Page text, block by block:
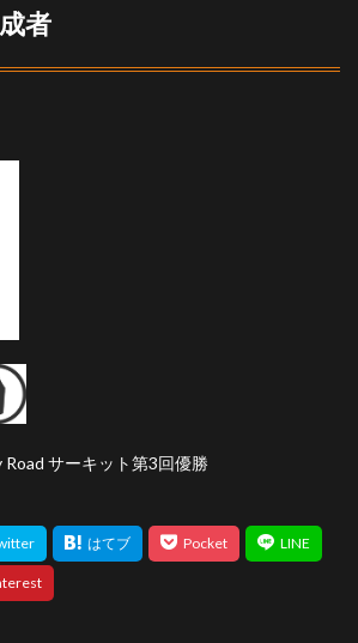
者
サーキット第3回優勝